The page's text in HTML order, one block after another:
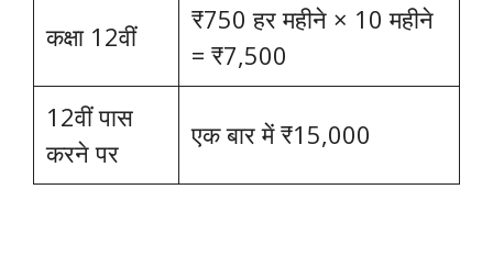
कक्षा 12वीं
₹750 हर महीने × 10 महीने
= ₹7,500
12वीं पास
करने पर
एक बार में ₹15,000